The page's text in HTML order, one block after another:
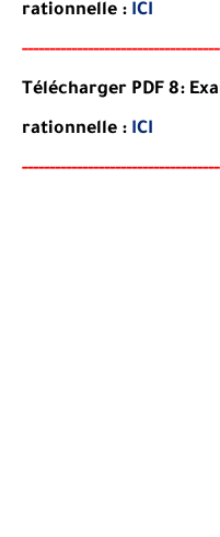
rationnelle : ICI
-------------------------
Télécharger PDF 8:
rationnelle : ICI
---------------------------